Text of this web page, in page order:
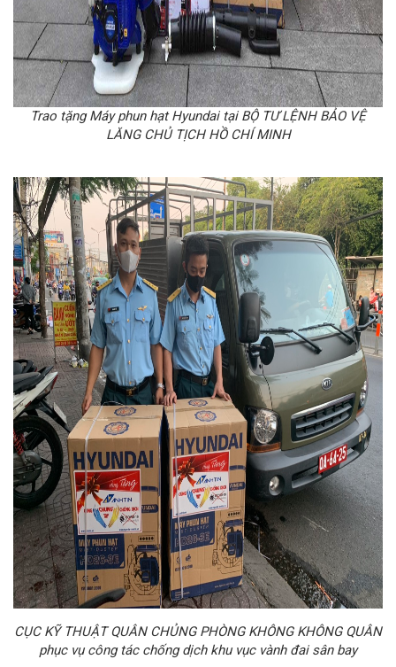
Trao tặng Máy phun hạt Hyundai tại BỘ TƯ LỆNH BẢO VỆ
LĂNG CHỦ TỊCH HỒ CHÍ MINH
CỤC KỸ THUẬT QUÂN CHỦNG PHÒNG KHÔNG KHÔNG QUÂN
phục vụ công tác chống dịch khu vục vành đai sân bay